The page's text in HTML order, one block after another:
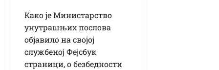
Како је Министарство
унутрашњих послова
објавило на својој
службеној Фејсбук
страници, о безбедности